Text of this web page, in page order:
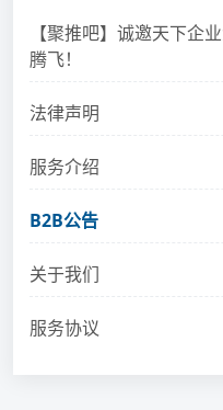
【聚推吧】诚邀天下
腾飞！
法律声明
服务介绍
B2B公告
关于我们
服务协议